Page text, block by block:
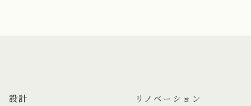
設計 リノベーション